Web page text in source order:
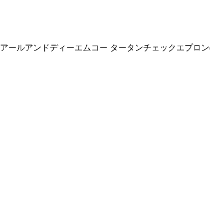
ールアンドディーエムコー タータンチェックエプロン